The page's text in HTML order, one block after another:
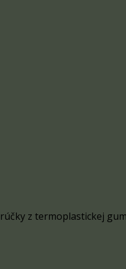
z termoplastickej